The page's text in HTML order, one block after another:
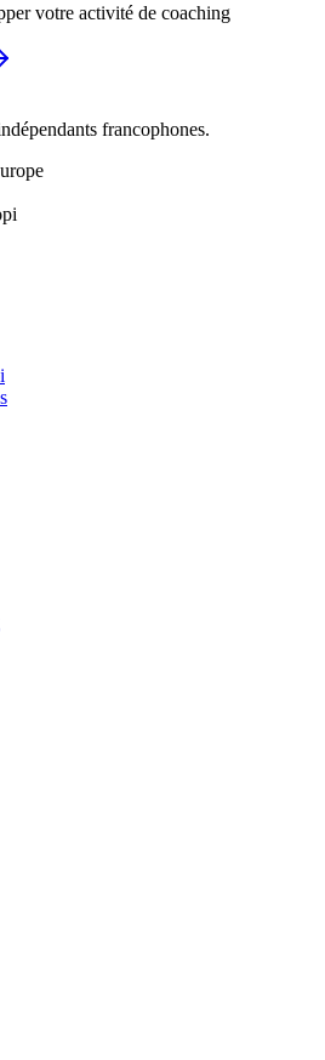
votre activité de coaching
francophones.